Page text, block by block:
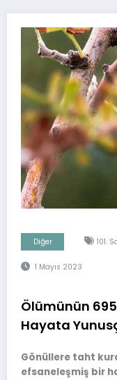
Diğer 101.
1 Mayıs 2023
Ölümünün
Hayata
Gönüllere taht
efsaneleşmiş bir